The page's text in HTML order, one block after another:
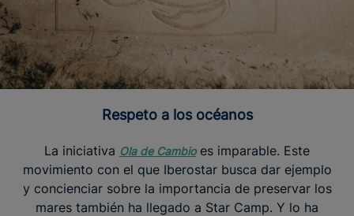
Respeto a los océanos
La iniciativa Ola de Cambioes imparable. Este
movimiento con el que Iberostar busca dar ejemplo
y concienciar sobre la importancia de preservar los
mares también ha llegado a Star Camp. Y lo ha